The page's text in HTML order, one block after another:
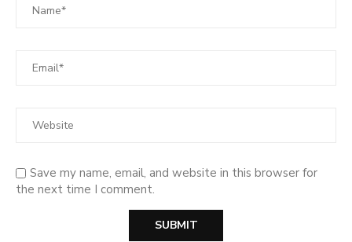
Save my name, email, and website in this browser for
the next time I comment.